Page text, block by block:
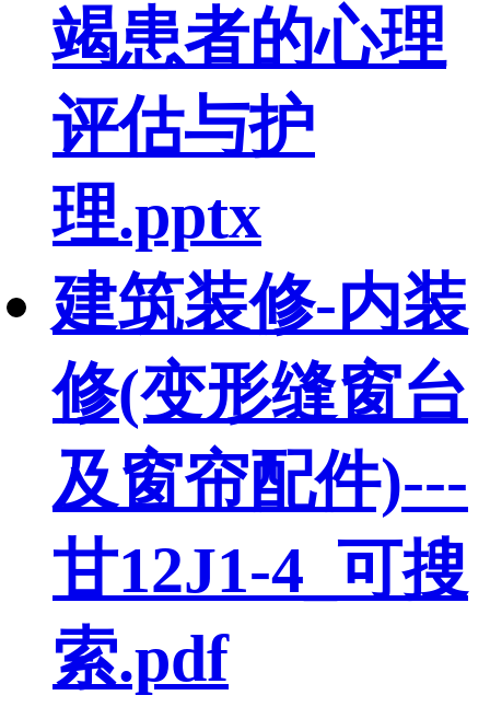
竭患者的心理
评估与护
理.pptx
建筑装修-内装
修(变形缝窗台
及窗帘配件)---
甘12J1-4_可搜
索.pdf